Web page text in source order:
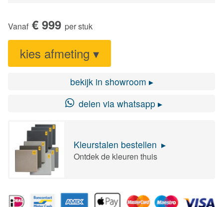
Vanaf € 999 per stuk
kies afmeting ▾
bekijk in showroom ▸
delen via whatsapp ▸
Kleurstalen bestellen
Ontdek de kleuren thuis